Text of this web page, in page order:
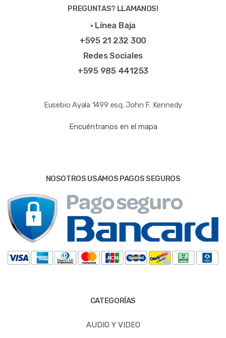
PREGUNTAS? LLAMANOS!
• Línea Baja
+595 21 232 300
Redes Sociales
+595 985 441253
Eusebio Ayala 1499 esq. John F. Kennedy
Encuéntranos en el mapa
NOSOTROS USAMOS PAGOS SEGUROS
CATEGORÍAS
AUDIO Y VIDEO